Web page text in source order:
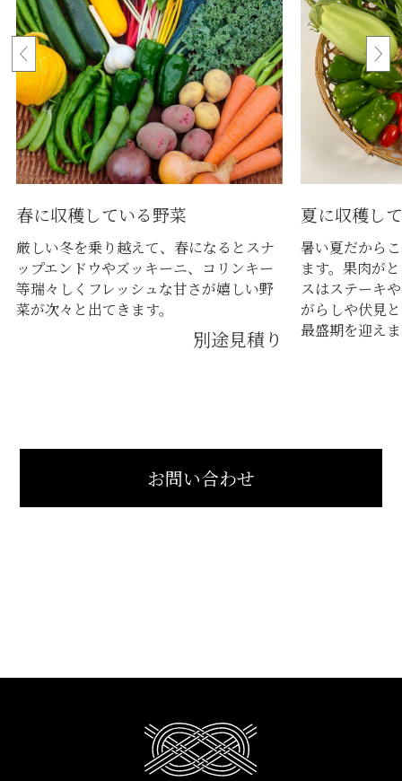
春に収穫している野菜
厳しい冬を乗り越えて、春になるとスナ
ップエンドウやズッキーニ、コリンキー
等瑞々しくフレッシュな甘さが嬉しい野
菜が次々と出てきます。
別途見積り
夏に収穫し
暑い夏だから
ます。果肉が
スはステーキ
がらしや伏見
最盛期を迎え
お問い合わせ